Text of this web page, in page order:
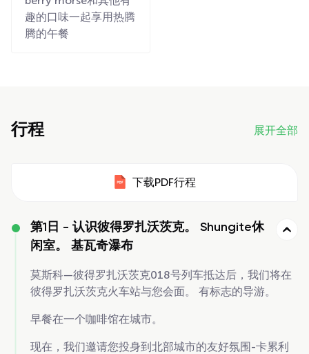
趣的口味一起享用热腾
腾的午餐
行程 展开全部
下载PDF行程
第1日 - 认识彼得罗扎沃茨克。 Shungite休
闲室。 基瓦奇瀑布
莫斯科—彼得罗扎沃茨克018号列车抵达后，我们将在
彼得罗扎沃茨克火车站与您会面。 有标志的导游。
早餐在一个咖啡馆在城市。
现在，我们邀请您投身到北部城市的友好氛围-卡累利